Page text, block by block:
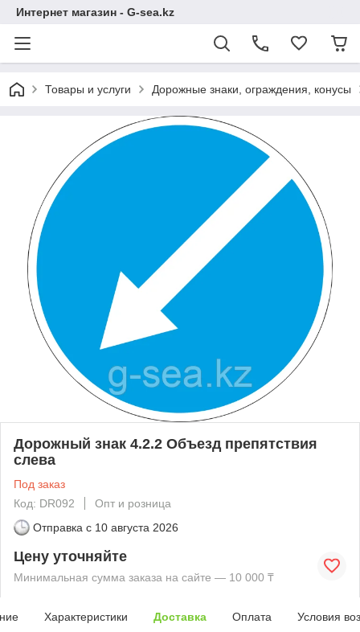
Интернет магазин - G-sea.kz
Товары и услуги Дорожные знаки, ограждения, конусы
Дорожный знак 4.2.2 Объезд препятствия
слева
Под заказ
Код: DR092
Опт и розница
Отправка с 10 августа 2026
Цену уточняйте
Минимальная сумма заказа на сайте — 10 000 ₸
Характеристики Доставка Оплата Условия